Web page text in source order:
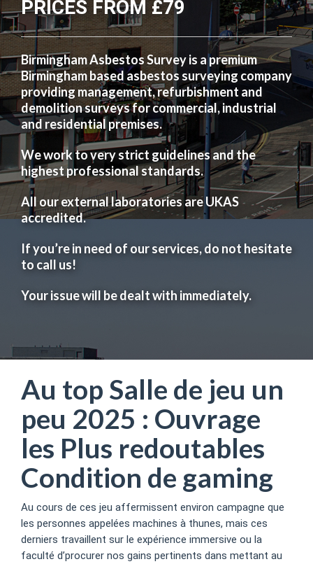
PRICES FROM £79
Birmingham Asbestos Survey is a premium
Birmingham based asbestos surveying company
providing management, refurbishment and
demolition surveys for commercial, industrial
and residential premises.
We work to very strict guidelines and the
highest professional standards.
All our external laboratories are UKAS
accredited.
If you’re in need of our services, do not hesitate
to call us!
Your issue will be dealt with immediately.
Au top Salle de jeu un
peu 2025 : Ouvrage
les Plus redoutables
Condition de gaming
Au cours de ces jeu affermissent environ campagne que
les personnes appelées machines à thunes, mais ces
derniers travaillent sur le expérience immersive ou la
faculté d’procurer nos gains pertinents dans mettant au